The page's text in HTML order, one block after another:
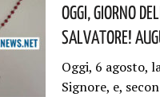
Oggi, Giorno
Salvatore!
Oggi, 6 agosto,
Signore, e,